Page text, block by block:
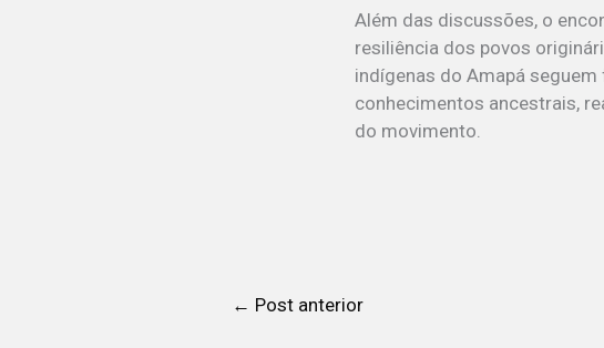
Além das discussões, o
resiliência dos povos
indígenas do Amapá
conhecimentos ancestrais,
do movimento.
← Post anterior